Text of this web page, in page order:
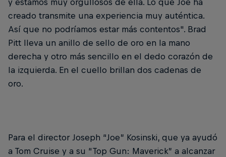
y estamos muy orgullosos de ella. Lo que Joe ha
creado transmite una experiencia muy auténtica.
Así que no podríamos estar más contentos". Brad
Pitt lleva un anillo de sello de oro en la mano
derecha y otro más sencillo en el dedo corazón de
la izquierda. En el cuello brillan dos cadenas de
oro.
Para el director Joseph “Joe” Kosinski, que ya ayudó
a Tom Cruise y a su “Top Gun: Maverick” a alcanzar